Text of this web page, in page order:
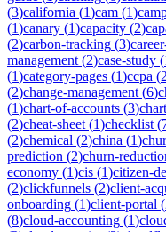
(3)california (1)cam (1)
(1)canary (1)capacity (2)
(2)carbon-tracking (3)
management (2)case-study (
(1)category-pages (1)ccpa (2
(2)change-management (6)
(1)chart-of-accounts (3)
(2)cheat-sheet (1)checklist (
(2)chemical (2)china (1)
prediction (2)churn-
economy (1)cis (1)citizen-
(2)clickfunnels (2)client-
onboarding (1)client-portal (
(8)cloud-accounting (1)